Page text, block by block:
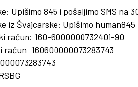
Upišimo 845 i pošaljimo SMS na
iz Švajcarske: Upišimo human845
račun: 160-6000000732401-90
račun: 160600000073283743